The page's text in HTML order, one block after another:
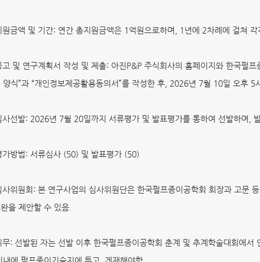
원금액 및 기간: 연간 총지원금액은 1억원으로하며, 1년에 2차례에 걸쳐
및 연구계획서 작성 및 제출: 아진P&P 주식회사의 홈페이지와 한국펄
양식”과 “개인정보제공활용동의서”를 작성한 후, 2026년 7월 10일 오후 5
사선발: 2026년 7월 20일까지 서류평가 및 발표평가를 통하여 선발하며,
가방법: 서류심사 (50) 및 발표평가 (50)
사위원회: 본 연구사업의 심사위원단은 한국펄프종이공학회 회장과 고문
을 제안할 수 있음.
: 선발된 자는 선발 이후 한국펄프종이공학회 춘계 및 추계학술대회에